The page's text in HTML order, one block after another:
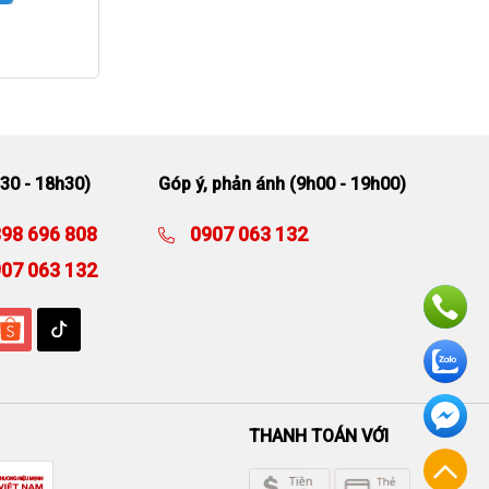
- 18h30)
696 808
063 132
Góp ý, phản ánh (9h00 - 19h00)
0907 063 132
THANH TOÁN VỚI